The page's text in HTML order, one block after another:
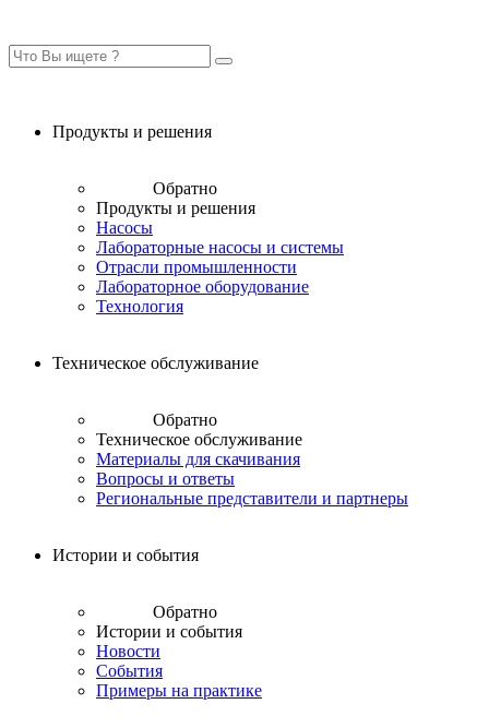
Продукты и решения
Обратно
Продукты и решения
Насосы
Лабораторные насосы и системы
Отрасли промышленности
Лабораторное оборудование
Технология
Техническое обслуживание
Обратно
Техническое обслуживание
Материалы для скачивания
Вопросы и ответы
Региональные представители и партнеры
Истории и события
Обратно
Истории и события
Новости
События
Примеры на практике